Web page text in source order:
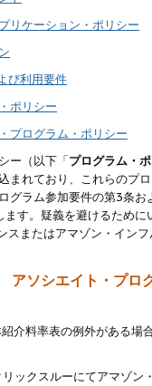
リケーション・ポリシー
び利用要件
ポリシー
プログラム・ポリシー
ー（以下「プログラム・
まれており、これらのプ
グラム参加要件の第3条
す。疑義を避けるため
スまたはアマゾン・イン
アソシエイト・プロ
紹介料率表の例外がある
ックスルーにてアマゾン